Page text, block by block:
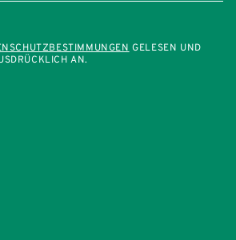
GELESEN UND
AN.